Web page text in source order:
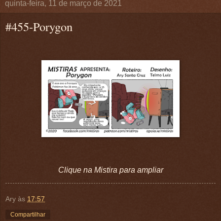
quinta-feira, 11 de março de 2021
#455-Porygon
Clique na Mistira para ampliar
Ary às 17:57
Compartilhar